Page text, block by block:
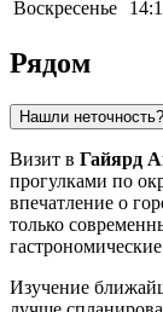
Воскресенье
Рядом
Нашли неточность?
Визит в Гайярд
прогулками по
впечатление о
только
Изучение